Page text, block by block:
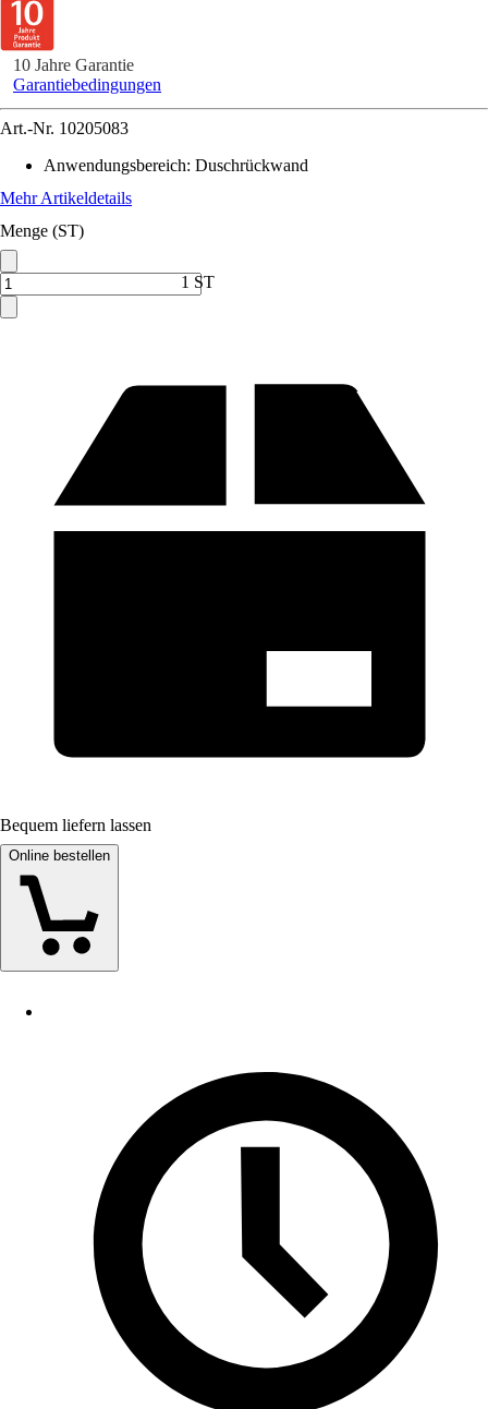
10 Jahre Garantie
Garantiebedingungen
Art.-Nr. 10205083
Anwendungsbereich: Duschrückwand
Mehr Artikeldetails
Menge (ST)
1 ST
Bequem liefern lassen
Online bestellen